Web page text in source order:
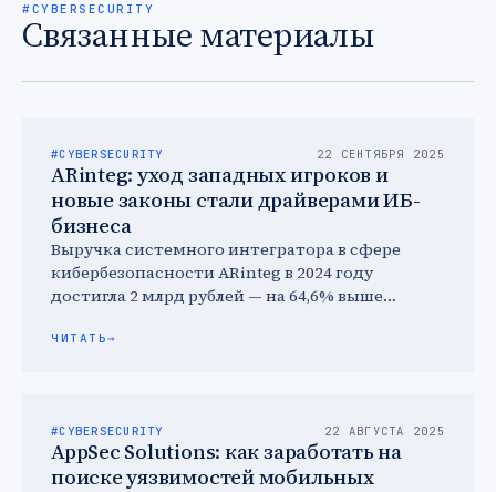
#CYBERSECURITY
Связанные материалы
#CYBERSECURITY 22 СЕНТЯБРЯ 2025
ARinteg: уход западных игроков и
новые законы стали драйверами ИБ-
бизнеса
Выручка системного интегратора в сфере
кибербезопасности ARinteg в 2024 году
достигла 2 млрд рублей — на 64,6% выше
ЧИТАТЬ→
#CYBERSECURITY 22 АВГУСТА 2025
AppSec Solutions: как заработать на
поиске уязвимостей мобильных